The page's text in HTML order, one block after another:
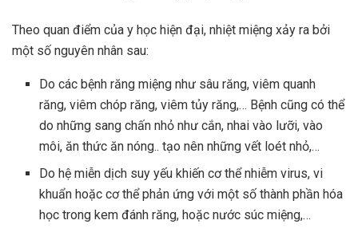
Theo quan điểm của y học hiện đại, nhiệt miệng xảy ra bởi
một số nguyên nhân sau:
Do các bệnh răng miệng như sâu răng, viêm quanh
răng, viêm chóp răng, viêm tủy răng,… Bệnh cũng có thể
do những sang chấn nhỏ như cắn, nhai vào lưỡi, vào
môi, ăn thức ăn nóng.. tạo nên những vết loét nhỏ,…
Do hệ miễn dịch suy yếu khiến cơ thể nhiễm virus, vi
khuẩn hoặc cơ thể phản ứng với một số thành phần hóa
học trong kem đánh răng, hoặc nước súc miệng,…